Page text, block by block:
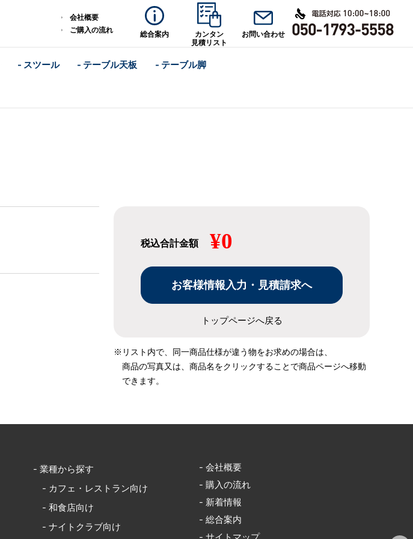
会社概要
ご購入の流れ
総合案内
カンタン
見積リスト
お問い合わせ
- スツール - テーブル天板 - テーブル脚
税込合計金額 ¥0
トップページへ戻る
※リスト内で、同一商品仕様が違う物をお求めの場合は、
商品の写真又は、商品名をクリックすることで商品ページへ移動
できます。
- 業種から探す
- カフェ・レストラン向け
- 和食店向け
- ナイトクラブ向け
- 会社概要
- 購入の流れ
- 新着情報
- 総合案内